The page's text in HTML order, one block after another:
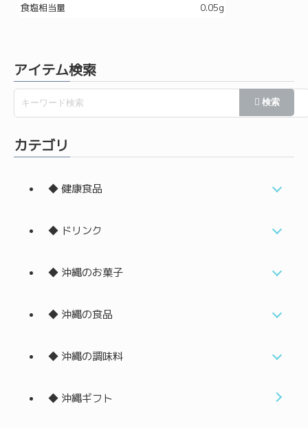
食塩相当量
0.05g
アイテム検索
カテゴリ
◆ 健康食品
◆ ドリンク
◆ 沖縄のお菓子
◆ 沖縄の食品
◆ 沖縄の調味料
◆ 沖縄ギフト